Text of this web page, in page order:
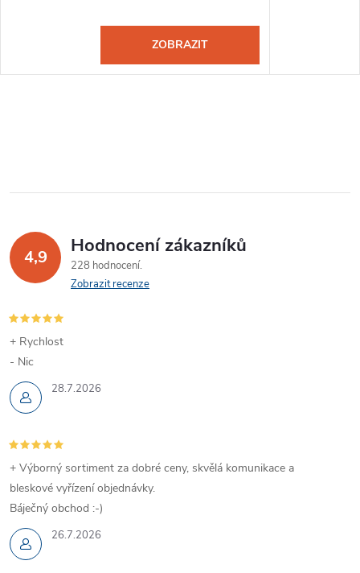
ZOBRAZIT
4,9 Hodnocení zákazníků
228 hodnocení
Zobrazit recenze
28.7.2026
+ Rychlost
- Nic
26.7.2026
+ Výborný sortiment za dobré ceny, skvělá komunikace a
bleskové vyřízení objednávky.
Báječný obchod :-)